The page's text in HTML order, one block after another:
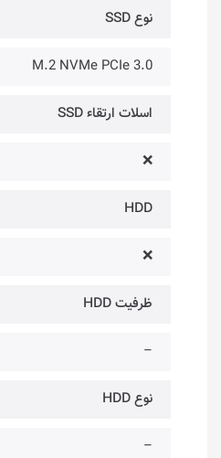
نوع SSD
M.2 NVMe PCIe 3.0
اسلات ارتقاء SSD
❌
HDD
❌
ظرفیت HDD
–
نوع HDD
–